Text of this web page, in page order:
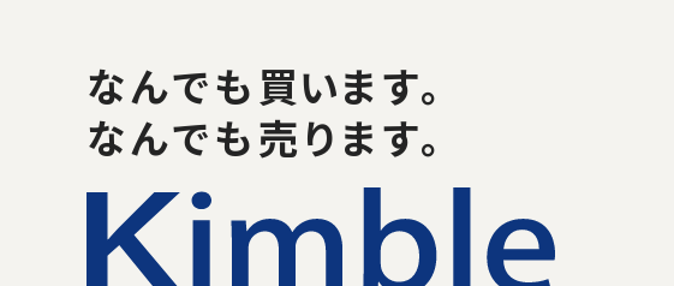
なんでも買います。
なんでも売ります。